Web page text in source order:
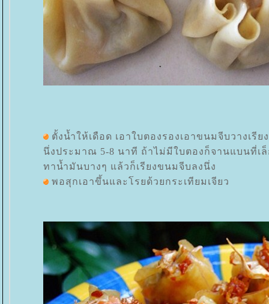
ตั้งน้ำให้เดือด เอาใบตองรองเอาขนมจีบวางเรีย
นึ่งประมาณ 5-8 นาที ถ้าไม่มีใบตองก็จานแบนที่เล็
ทาน้ำมันบางๆ แล้วก็เรียงขนมจีบลงนึ่ง
พอสุกเอาขึ้นและโรยด้วยกระเทียมเจียว